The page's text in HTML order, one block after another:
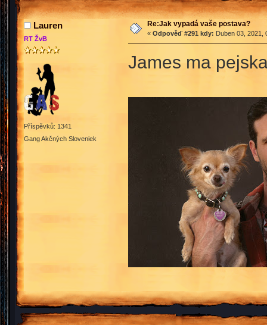
Lauren
RT ŽvB
Příspěvků: 1341
Gang Akčných Sloveniek
Re:Jak vypadá vaše postava?
« Odpověď #291 kdy: Duben 03, 2021,
James ma